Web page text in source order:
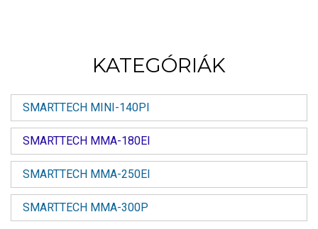
KATEGÓRIÁK
SMARTTECH MINI-140PI
SMARTTECH MMA-180EI
SMARTTECH MMA-250EI
SMARTTECH MMA-300P